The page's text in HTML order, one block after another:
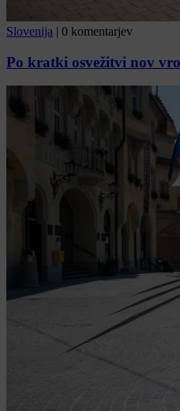
Slovenija | 0 komentarjev
Po kratki osvežitvi nov